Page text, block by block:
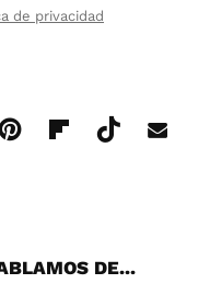
de privacidad
DE...